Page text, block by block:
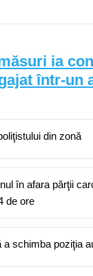
ia
într-un
din zonă
în afara părţii
de ore
a schimba poziţia